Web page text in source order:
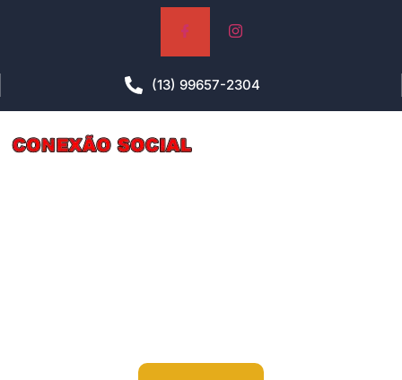
(13) 99657-2304